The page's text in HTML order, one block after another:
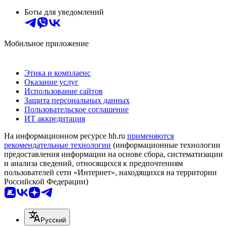
Боты для уведомлений
Мобильное приложение
Этика и комплаенс
Оказание услуг
Использование сайтов
Защита персональных данных
Пользовательское соглашение
ИТ аккредитация
На информационном ресурсе hh.ru применяются
рекомендательные технологии (информационные технологии
предоставления информации на основе сбора, систематизации
и анализа сведений, относящихся к предпочтениям
пользователей сети «Интернет», находящихся на территории
Российской Федерации)
Русский